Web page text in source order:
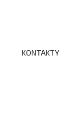
KONTAKTY